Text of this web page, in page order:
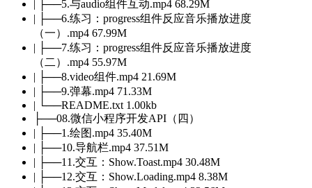
| ├──5.与audio组件互动.mp4 68.29M
| ├──6.练习：progress组件反应音乐播放进度
（一）.mp4 67.99M
| ├──7.练习：progress组件反应音乐播放进度
（二）.mp4 55.97M
| ├──8.video组件.mp4 21.69M
| ├──9.弹幕.mp4 71.33M
| └──README.txt 1.00kb
├──08.微信小程序开发API（四）
| ├──1.绘图.mp4 35.40M
| ├──10.导航栏.mp4 37.51M
| ├──11.交互：Show.Toast.mp4 30.48M
| ├──12.交互：Show.Loading.mp4 8.38M